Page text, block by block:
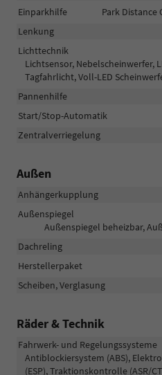
Einparkhilfe
Park
Lenkung
Lichttechnik
Lichtsensor, Nebelscheinwerfer,
Tagfahrlicht, Voll-LED
Pannenhilfe
Start/Stop-Automatik
Zentralverriegelung
Außen
Anhängerkupplung
Außenspiegel
Außenspiegel beheizbar,
Dachreling
Herstellerpaket
Scheiben, Verglasung
Räder & Technik
Fahrwerk- und Regelungssysteme
Antiblockiersystem (ABS),
(ESP), Traktionskontrolle (ASR/